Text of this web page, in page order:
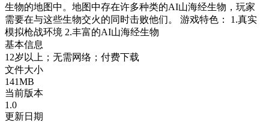
生物的地图中。地图中存在许多种类的AI山海经生物，玩家
需要在与这些生物交火的同时击败他们。 游戏特色： 1.真实
模拟枪战环境 2.丰富的AI山海经生物
基本信息
12岁以上；无需网络；付费下载
文件大小
141MB
当前版本
1.0
更新日期